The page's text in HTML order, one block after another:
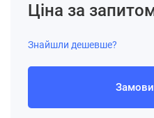
Ціна за
Знайшли дешевше?